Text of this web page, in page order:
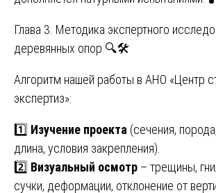
Глава 3. Методика экспертного
деревянных опор 🔍🛠️
Алгоритм нашей работы в АНО «Центр
экспертиз»:
1️⃣ Изучение проекта (сечения,
длина, условия закрепления).
2️⃣ Визуальный осмотр – трещины,
сучки, деформации, отклонение от